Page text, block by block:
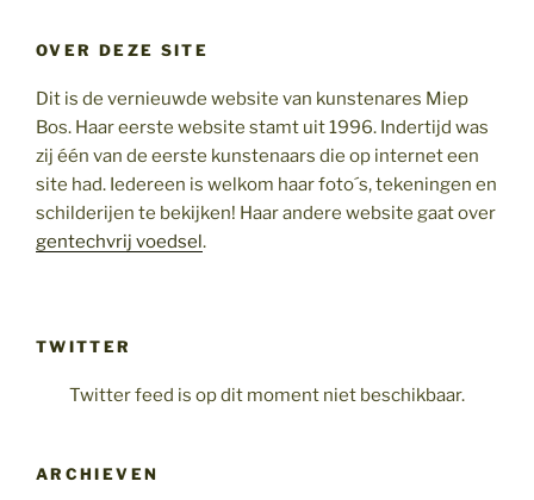
OVER DEZE SITE
Dit is de vernieuwde website van kunstenares Miep
Bos. Haar eerste website stamt uit 1996. Indertijd was
zij één van de eerste kunstenaars die op internet een
site had. Iedereen is welkom haar foto´s, tekeningen en
schilderijen te bekijken! Haar andere website gaat over
gentechvrij voedsel.
TWITTER
Twitter feed is op dit moment niet beschikbaar.
ARCHIEVEN